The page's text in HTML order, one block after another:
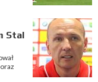
Stal